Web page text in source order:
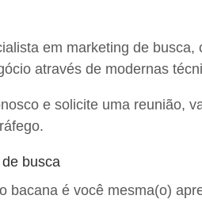
em marketing de
através de modernas
e solicite uma reunião,
busca
bacana é você mesma(o)